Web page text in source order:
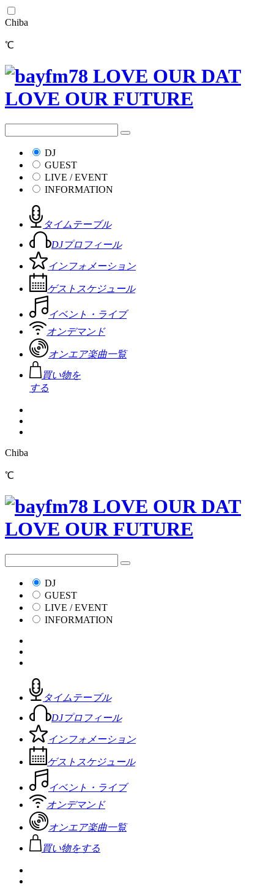
Chiba
℃
DJ
GUEST
LIVE / EVENT
INFORMATION
タイムテーブル
DJプロフィール
インフォメーション
ゲストスケジュール
イベント・ライブ
オンデマンド
オンエア楽曲一覧
買い物を
する
Chiba
℃
DJ
GUEST
LIVE / EVENT
INFORMATION
タイムテーブル
DJプロフィール
インフォメーション
ゲストスケジュール
イベント・ライブ
オンデマンド
オンエア楽曲一覧
買い物をする